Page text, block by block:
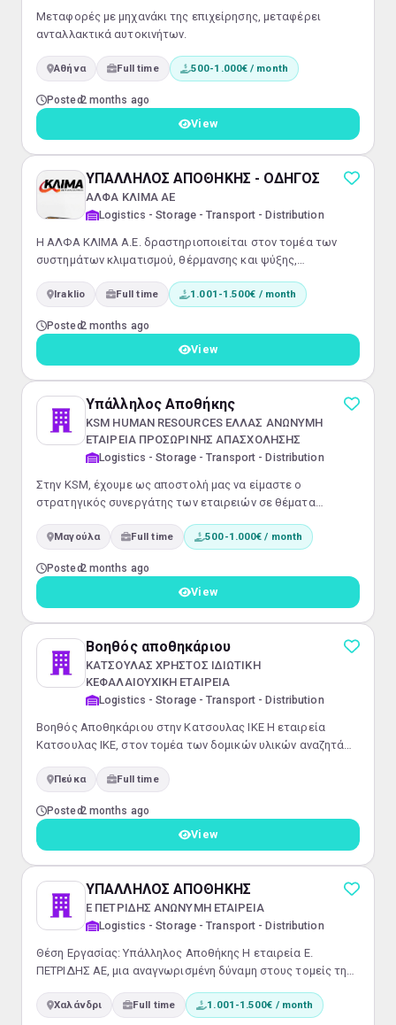
Μεταφορές με μηχανάκι της επιχείρησης, μεταφέρει
ανταλλακτικά αυτοκινήτων.
Αθήνα Full time 500-1.000€ / month
Posted2 months ago
View
ΥΠΑΛΛΗΛΟΣ ΑΠΟΘΗΚΗΣ - ΟΔΗΓΟΣ
ΑΛΦΑ ΚΛΙΜΑ ΑΕ
Logistics - Storage - Transport - Distribution
Η ΑΛΦΑ ΚΛΙΜΑ Α.Ε. δραστηριοποιείται στον τομέα των
συστημάτων κλιματισμού, θέρμανσης και ψύξης,
επαγγελματικές εφαρμογές. Η ΑΛΦΑ ΚΛΙΜΑ Α.Ε. ψάχνει
οργάνωση και κινείσαι άνετα στην Αθήνα, ίσως είσαι αυτός
που ψάχνουμε!Καθήκοντα:Παραλαβές
εμπορευμάτων.Τακτοποίηση και οργάνωση της
αποθήκης.Διανομ...
Iraklio Full time 1.001-1.500€ / month
Posted2 months ago
View
Υπάλληλος Αποθήκης
KSM HUMAN RESOURCES ΕΛΛΑΣ ΑΝΩΝΥΜΗ
ΕΤΑΙΡΕΙΑ ΠΡΟΣΩΡΙΝΗΣ ΑΠΑΣΧΟΛΗΣΗΣ
Logistics - Storage - Transport - Distribution
Στην KSM, έχουμε ως αποστολή μας να είμαστε ο
στρατηγικός συνεργάτης των εταιρειών σε θέματα
στην επαγγελματική εξέλιξη και ικανοποίηση των στόχων
και μέσα από τις εξατομικευμένες πρακτικές μας,
φροντίζουμε να φέρουμε κοντά τους εργαζόμενους και τις
εταιρείες, δίνοντας και στις δύο πλευρές την υπο...
Μαγούλα Full time 500-1.000€ / month
Posted2 months ago
View
Βοηθός αποθηκάριου
ΚΑΤΣΟΥΛΑΣ ΧΡΗΣΤΟΣ ΙΔΙΩΤΙΚΗ
ΚΕΦΑΛΑΙΟΥΧΙΚΗ ΕΤΑΙΡΕΙΑ
Logistics - Storage - Transport - Distribution
Βοηθός Αποθηκάριου στην Κατσουλας ΙΚΕ Η εταιρεία
Κατσουλας ΙΚΕ, στον τομέα των δομικών υλικών αναζητά
Αποθηκάριου. Πρόκειται για εργασία πλήρους
Αρμοδιότητες: Βοήθεια στην παραλαβή, ταξινόμηση και
αποθήκευση προϊόντων.Διαχείριση καθημερινών
παραλαβών και φορτώσεων.Συμμετοχή στη διατήρηση της
τάξης κ...
Πεύκα Full time
Posted2 months ago
View
ΥΠΑΛΛΗΛΟΣ ΑΠΟΘΗΚΗΣ
Ε ΠΕΤΡΙΔΗΣ ΑΝΩΝΥΜΗ ΕΤΑΙΡΕΙΑ
Logistics - Storage - Transport - Distribution
Θέση Εργασίας: Υπάλληλος Αποθήκης Η εταιρεία Ε.
ΠΕΤΡΙΔΗΣ ΑΕ, μια αναγνωρισμένη δύναμη στους τομείς της
Κλιματισμού και Αποχέτευσης, αναζητά έναν αφοσιωμένο
Χαλάνδρι Full time 1.001-1.500€ / month